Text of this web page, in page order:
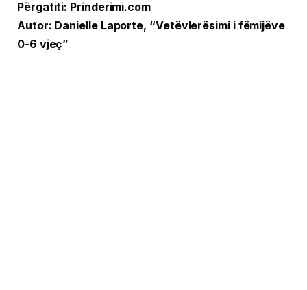
Përgatiti: Prinderimi.com
Autor: Danielle Laporte, “Vetëvlerësimi i fëmijëve
0-6 vjeç”